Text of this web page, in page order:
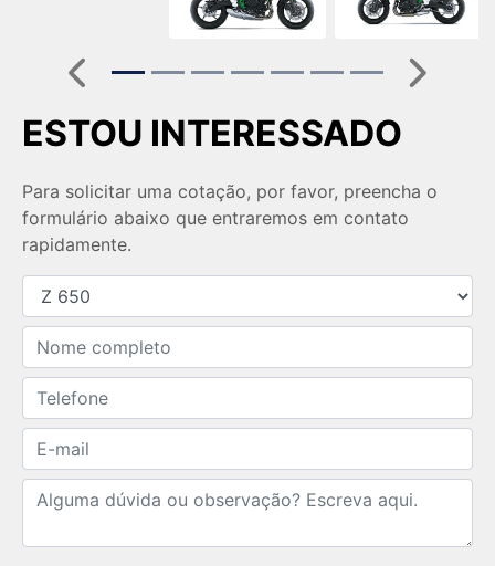
ESTOU INTERESSADO
Para solicitar uma cotação, por favor, preencha o
formulário abaixo que entraremos em contato
rapidamente.
Anterior Próximo